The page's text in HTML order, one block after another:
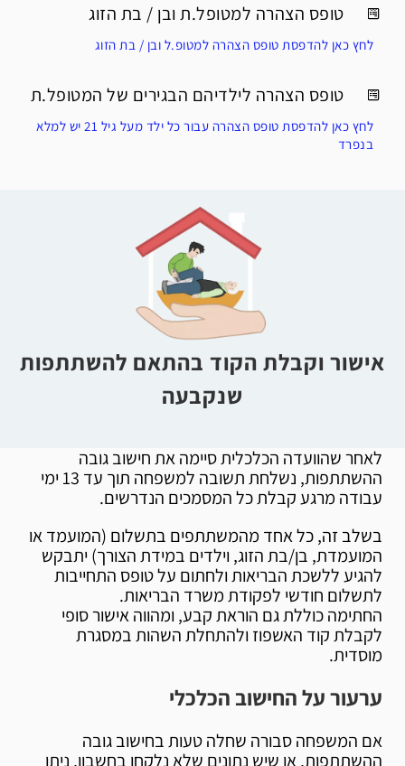
טופס הצהרה למטופל.ת ובן / בת הזוג
לחץ כאן להדפסת טופס הצהרה למטופ.ל ובן / בת הזוג
טופס הצהרה לילדיהם הבגירים של המטופל.ת
לחץ כאן להדפסת טופס הצהרה עבור כל ילד מעל גיל 21 יש למלא
בנפרד
אישור וקבלת הקוד בהתאם להשתתפות
שנקבעה
לאחר שהוועדה הכלכלית סיימה את חישוב גובה
ההשתתפות, נשלחת תשובה למשפחה תוך עד 13 ימי
עבודה מרגע קבלת כל המסמכים הנדרשים.
בשלב זה, כל אחד מהמשתתפים בתשלום (המועמד או
המועמדת, בן/בת הזוג, וילדים במידת הצורך) יתבקש
להגיע ללשכת הבריאות ולחתום על טופס התחייבות
לתשלום חודשי לפקודת משרד הבריאות.
החתימה כוללת גם הוראת קבע, ומהווה אישור סופי
לקבלת קוד האשפוז ולהתחלת השהות במסגרת
מוסדית.
ערעור על החישוב הכלכלי
אם המשפחה סבורה שחלה טעות בחישוב גובה
ההשתתפות, או שיש נתונים שלא נלקחו בחשבון, ניתן